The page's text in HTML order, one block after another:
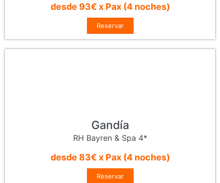
desde 93€ x Pax (4 noches)
Reservar
Gandía
RH Bayren & Spa 4*
desde 83€ x Pax (4 noches)
Reservar